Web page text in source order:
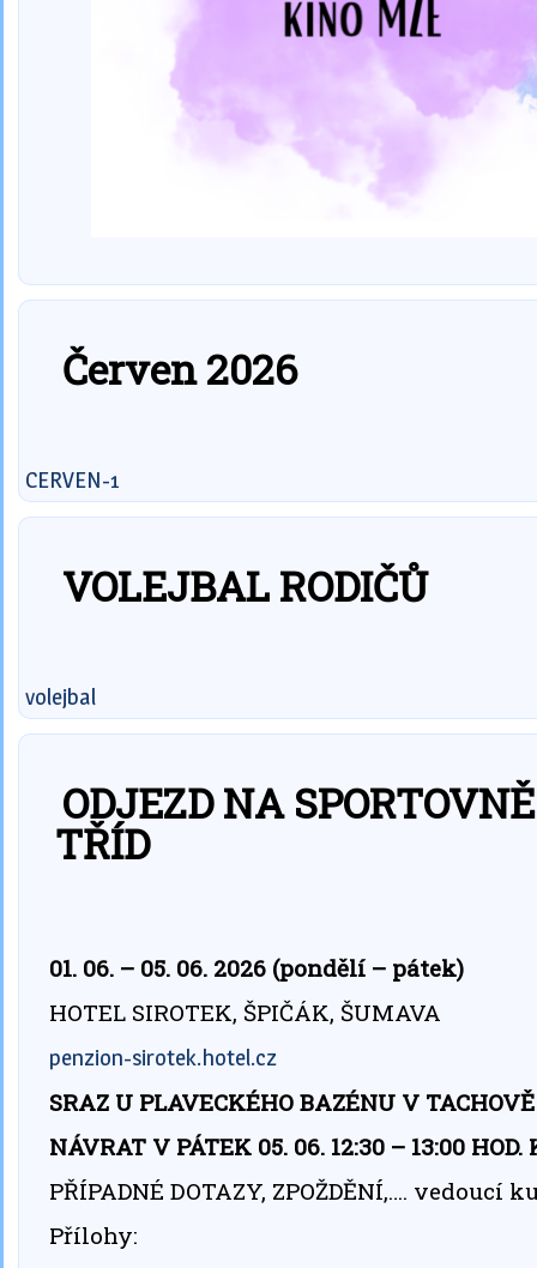
Červen 2026
CERVEN-1
VOLEJBAL RODIČŮ
volejbal
ODJEZD NA
TŘÍD
01. 06. – 05. 06. 2026 (pondělí – pátek)
HOTEL SIROTEK, ŠPIČÁK, ŠUMAVA
penzion-sirotek.hotel.cz
SRAZ U PLAVECKÉHO BAZÉNU V
NÁVRAT V PÁTEK 05. 06. 12:30 – 13:00
PŘÍPADNÉ DOTAZY, ZPOŽDĚNÍ,…. vedoucí
Přílohy: